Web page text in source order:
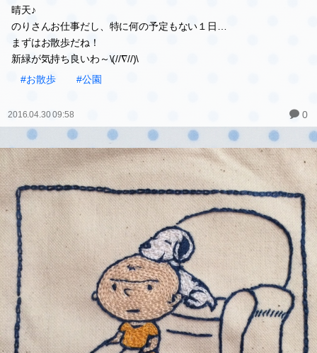
晴天♪
のりさんお仕事だし、特に何の予定もない１日…
まずはお散歩だね！
新緑が気持ち良いわ～\(//∇//)\
#お散歩
#公園
2016.04.30 09:58 0